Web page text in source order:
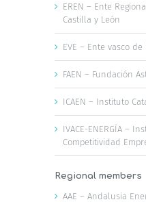
EREN – Ente
Castilla y León
EVE – Ente vasco
FAEN – Fundación
ICAEN – Instituto
IVACE-ENERGÍA –
Competitividad
Regional members
AAE – Andalusia